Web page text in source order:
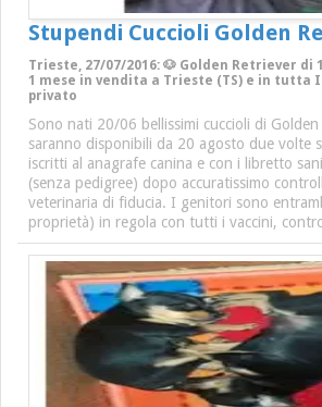
Stupendi Cuccioli Golden
Trieste, 27/07/2016: 🐶 Golden Retriever di
1 mese in vendita a Trieste (TS) e in tutta
privato
Sono nati 20/06 bellissimi cuccioli di
saranno disponibili da 20 agosto due volte
iscritti al anagrafe canina e con i libretto
(senza pedigree) dopo accuratissimo
veterinaria di fiducia. I genitori sono
proprietà) in regola con tutti i vaccini,